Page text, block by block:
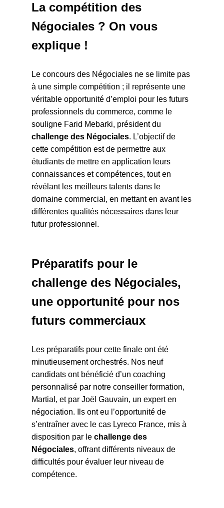
La compétition des
Négociales ? On vous
explique !
Le concours des Négociales ne se limite pas
à une simple compétition ; il représente une
véritable opportunité d’emploi pour les futurs
professionnels du commerce, comme le
souligne Farid Mebarki, président du
challenge des Négociales. L’objectif de
cette compétition est de permettre aux
étudiants de mettre en application leurs
connaissances et compétences, tout en
révélant les meilleurs talents dans le
domaine commercial, en mettant en avant les
différentes qualités nécessaires dans leur
futur professionnel.
Préparatifs pour le
challenge des Négociales,
une opportunité pour nos
futurs commerciaux
Les préparatifs pour cette finale ont été
minutieusement orchestrés. Nos neuf
candidats ont bénéficié d’un coaching
personnalisé par notre conseiller formation,
Martial, et par Joël Gauvain, un expert en
négociation. Ils ont eu l’opportunité de
s’entraîner avec le cas Lyreco France, mis à
disposition par le challenge des
Négociales, offrant différents niveaux de
difficultés pour évaluer leur niveau de
compétence.